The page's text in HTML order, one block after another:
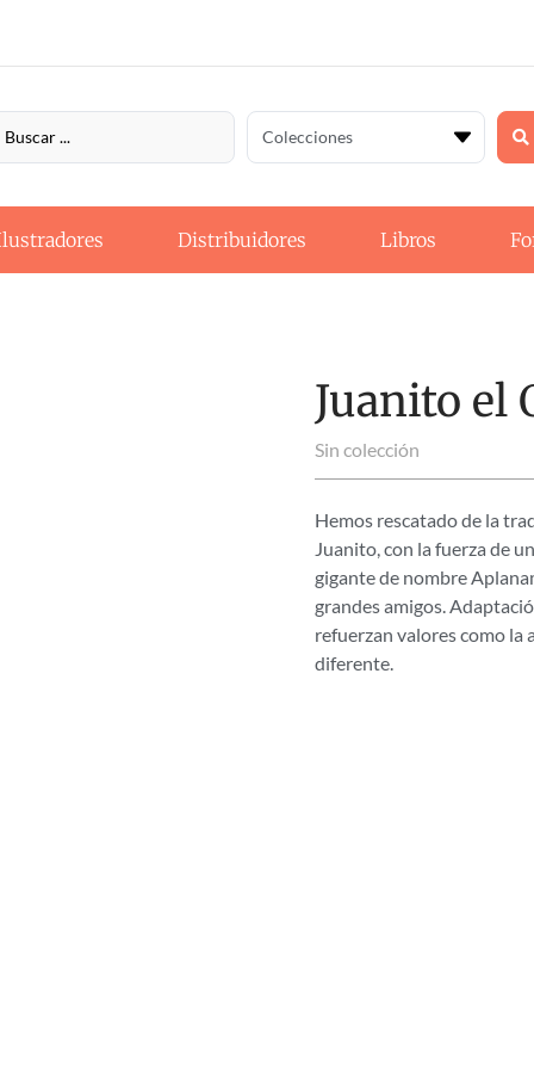
Distribuidores Libros
Juanito el
Sin colección
Hemos rescatado de la
Juanito, con la fuerza de
gigante de nombre
grandes amigos.
refuerzan valores como la
diferente.